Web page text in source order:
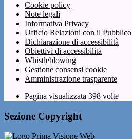
Cookie policy
Note legali
Informativa Privacy
Ufficio Relazioni con il Pubblico
Dichiarazione di accessibilità
Obiettivi di accessibilità
Whistleblowing
Gestione consensi cookie
Amministrazione trasparente
Pagina visualizzata 398 volte
Sezione Copyright